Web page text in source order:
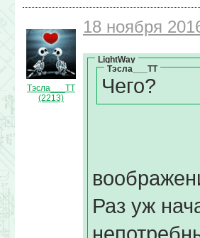
Тэсла___ТТ
(2213)
18 ноября
LightWay
Тэсла___ТТ
Чего?
Раз уж